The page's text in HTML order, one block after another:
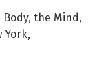
the Mind,
York,